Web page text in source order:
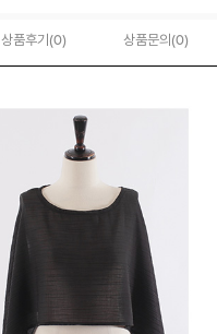
상품후기(0) 상품문의 (0)